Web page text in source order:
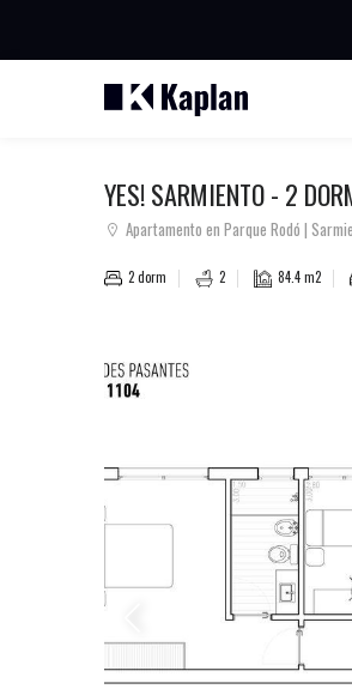
YES! SARMIENTO - 2
Apartamento en Parque Rodó |
2 dorm 2 84.4 m2